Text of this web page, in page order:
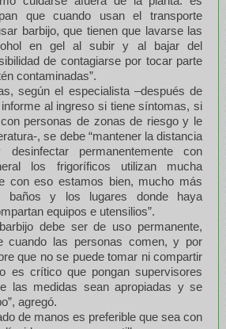
que cuando usan el transporte
barbijo, que tienen que lavarse las
en gel al subir y al bajar del
de contagiarse por tocar parte
contaminadas”.
según el especialista –después de
al ingreso si tiene síntomas, si
personas de zonas de riesgo y le
, se debe “mantener la distancia
permanentemente con
los frigoríficos utilizan mucha
con eso estamos bien, mucho más
baños y los lugares donde haya
equipos e utensilios”.
debe ser de uso permanente,
cuando las personas comen, y por
que no se puede tomar ni compartir
crítico que pongan supervisores
las medidas sean apropiadas y se
agregó.
de manos es preferible que sea con